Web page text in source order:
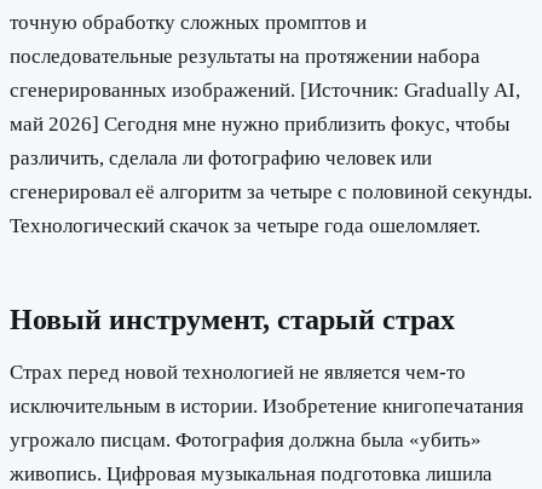
точную обработку сложных промптов и
последовательные результаты на протяжении набора
сгенерированных изображений. [Источник: Gradually AI,
май 2026] Сегодня мне нужно приблизить фокус, чтобы
различить, сделала ли фотографию человек или
сгенерировал её алгоритм за четыре с половиной секунды.
Технологический скачок за четыре года ошеломляет.
Новый инструмент, старый страх
Страх перед новой технологией не является чем-то
исключительным в истории. Изобретение книгопечатания
угрожало писцам. Фотография должна была «убить»
живопись. Цифровая музыкальная подготовка лишила